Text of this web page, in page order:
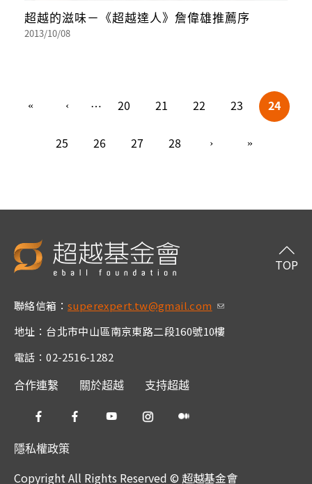
超越的滋味－《超越達人》詹偉雄推薦序
2013/10/08
… 20 21 22 23 24
25 26 27 28
聯絡信箱： superexpert.tw@gmail.com (link sends e-m
地址：台北市中山區南京東路二段160號10樓
電話：02-2516-1282
合作連繫 關於超越 支持超越
TOP
隱私權政策
Copyright All Rights Reserved © 超越基金會